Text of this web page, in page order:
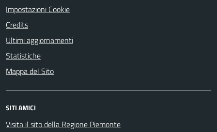
Impostazioni Cookie
Credits
Ultimi aggiornamenti
Statistiche
Mappa del Sito
SITI AMICI
Visita il sito della Regione Piemonte